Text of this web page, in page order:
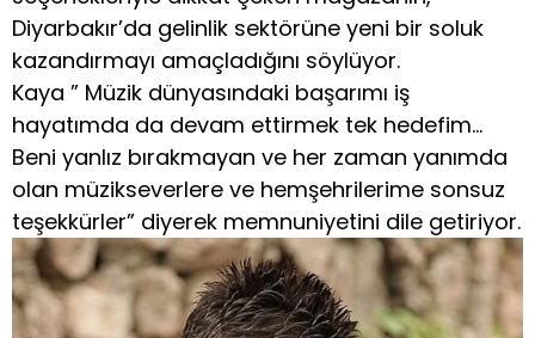
Diyarbakır’da gelinlik sektörüne yeni bir soluk
kazandırmayı amaçladığını söylüyor.
Kaya ” Müzik dünyasındaki başarımı iş
hayatımda da devam ettirmek tek hedefim…
Beni yanlız bırakmayan ve her zaman yanımda
olan müzikseverlere ve hemşehrilerime sonsuz
teşekkürler” diyerek memnuniyetini dile getiriyor.